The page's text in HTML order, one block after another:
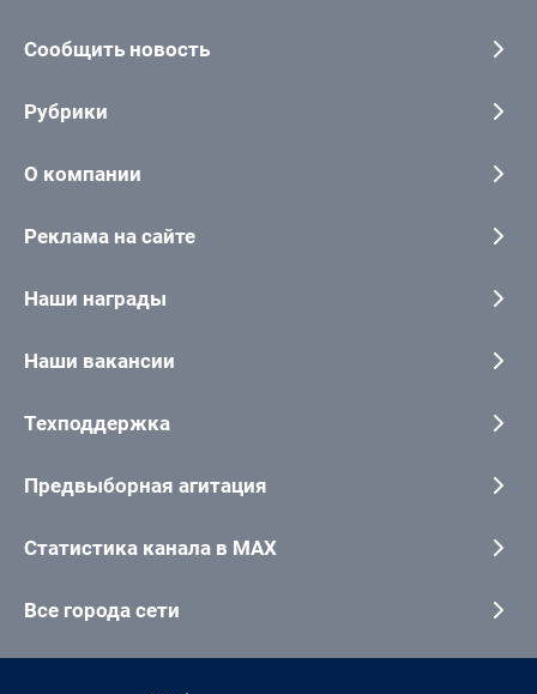
Сообщить новость
Рубрики
О компании
Реклама на сайте
Наши награды
Наши вакансии
Техподдержка
Предвыборная агитация
Статистика канала в MAX
Все города сети